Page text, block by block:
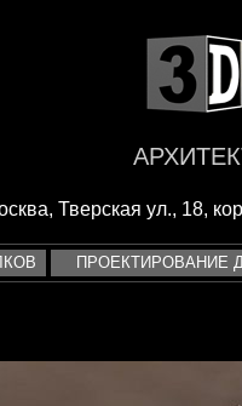
Тверская ул., 18,
ПРОЕКТИРОВАНИЕ